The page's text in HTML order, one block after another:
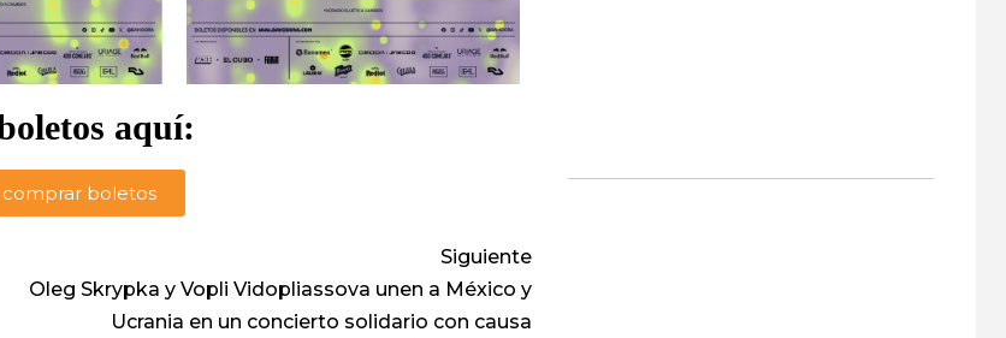
aquí:
comprar boletos
Siguiente
Oleg Skrypka y Vopli Vidopliassova unen a México y
Ucrania en un concierto solidario con causa